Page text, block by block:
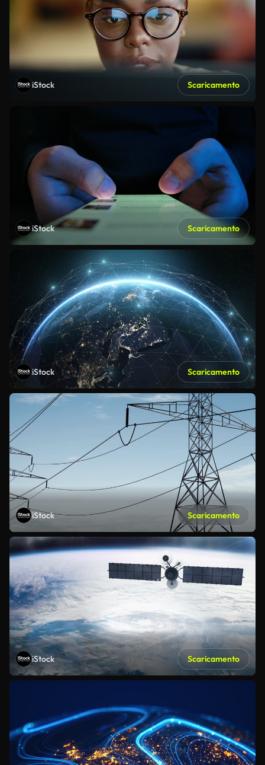
iStock Scaricamento
iStock Scaricamento
iStock Scaricamento
iStock Scaricamento
iStock Scaricamento